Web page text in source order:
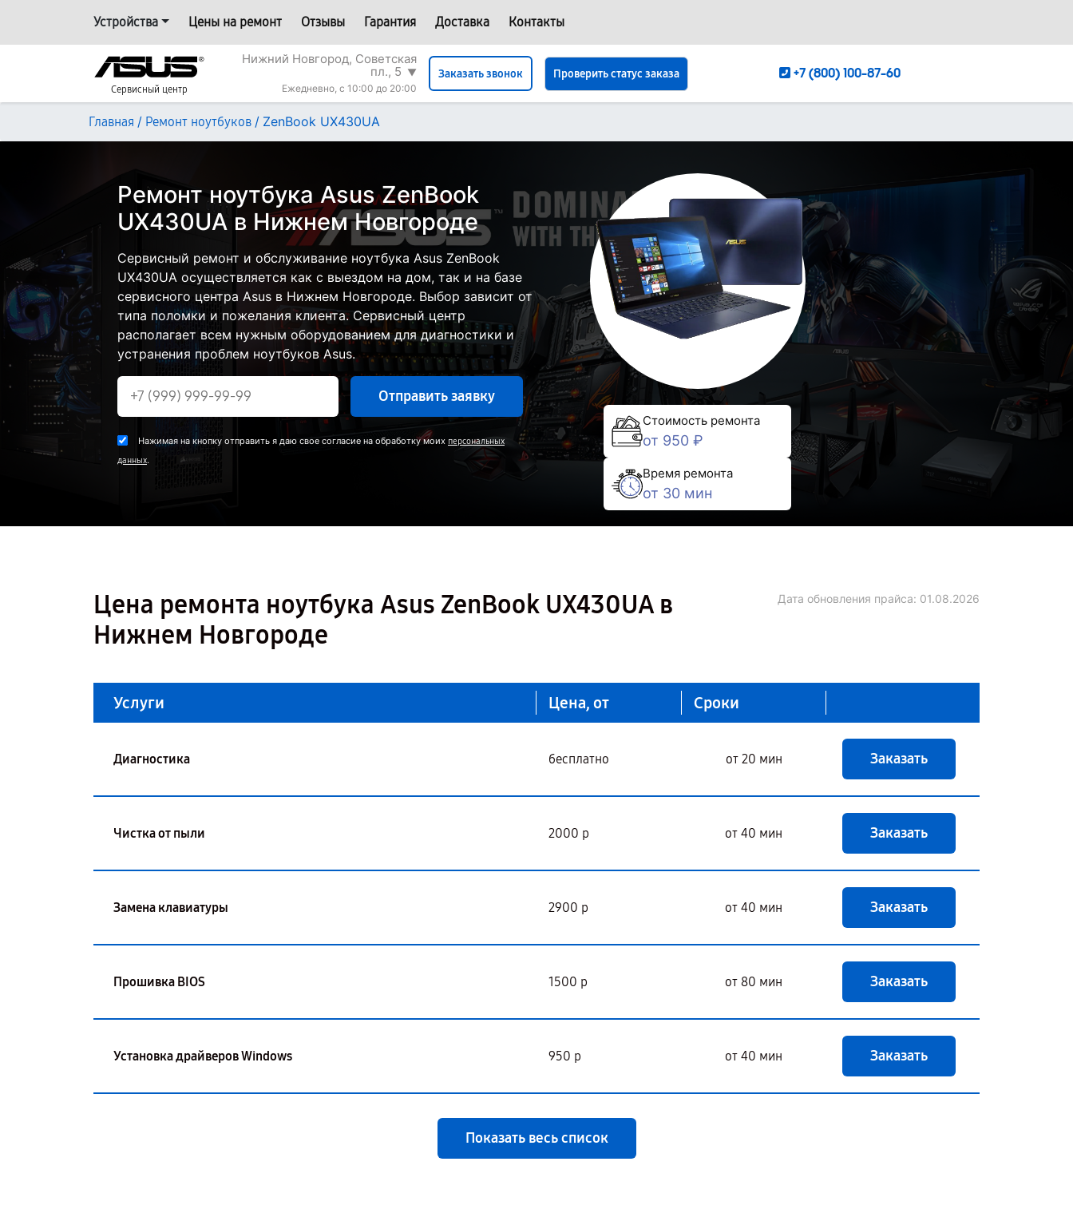
Устройства Цены на ремонт Отзывы Гарантия Доставка Контакты
Сервисный центр
Нижний Новгород, Советская
пл., 5 ▼
Ежедневно, с 10:00 до 20:00
Заказать звонок Проверить статус заказа +7 (800) 100-87-60
Главная / Ремонт ноутбуков / ZenBook UX430UA
Ремонт ноутбука Asus ZenBook
UX430UA в Нижнем Новгороде
Сервисный ремонт и обслуживание ноутбука Asus ZenBook
UX430UA осуществляется как с выездом на дом, так и на базе
сервисного центра Asus в Нижнем Новгороде. Выбор зависит от
типа поломки и пожелания клиента. Сервисный центр
располагает всем нужным оборудованием для диагностики и
устранения проблем ноутбуков Asus.
Отправить заявку
Нажимая на кнопку отправить я даю свое согласие на обработку моих персональных
данных.
Стоимость ремонта
от 950 ₽
Время ремонта
от 30 мин
Цена ремонта ноутбука Asus ZenBook UX430UA в
Нижнем Новгороде
Дата обновления прайса: 01.08.2026
Услуги Цена, от Сроки
Диагностика бесплатно от 20 мин Заказать
Чистка от пыли 2000 р от 40 мин Заказать
Замена клавиатуры 2900 р от 40 мин Заказать
Прошивка BIOS 1500 р от 80 мин Заказать
Установка драйверов Windows 950 р от 40 мин Заказать
Показать весь список